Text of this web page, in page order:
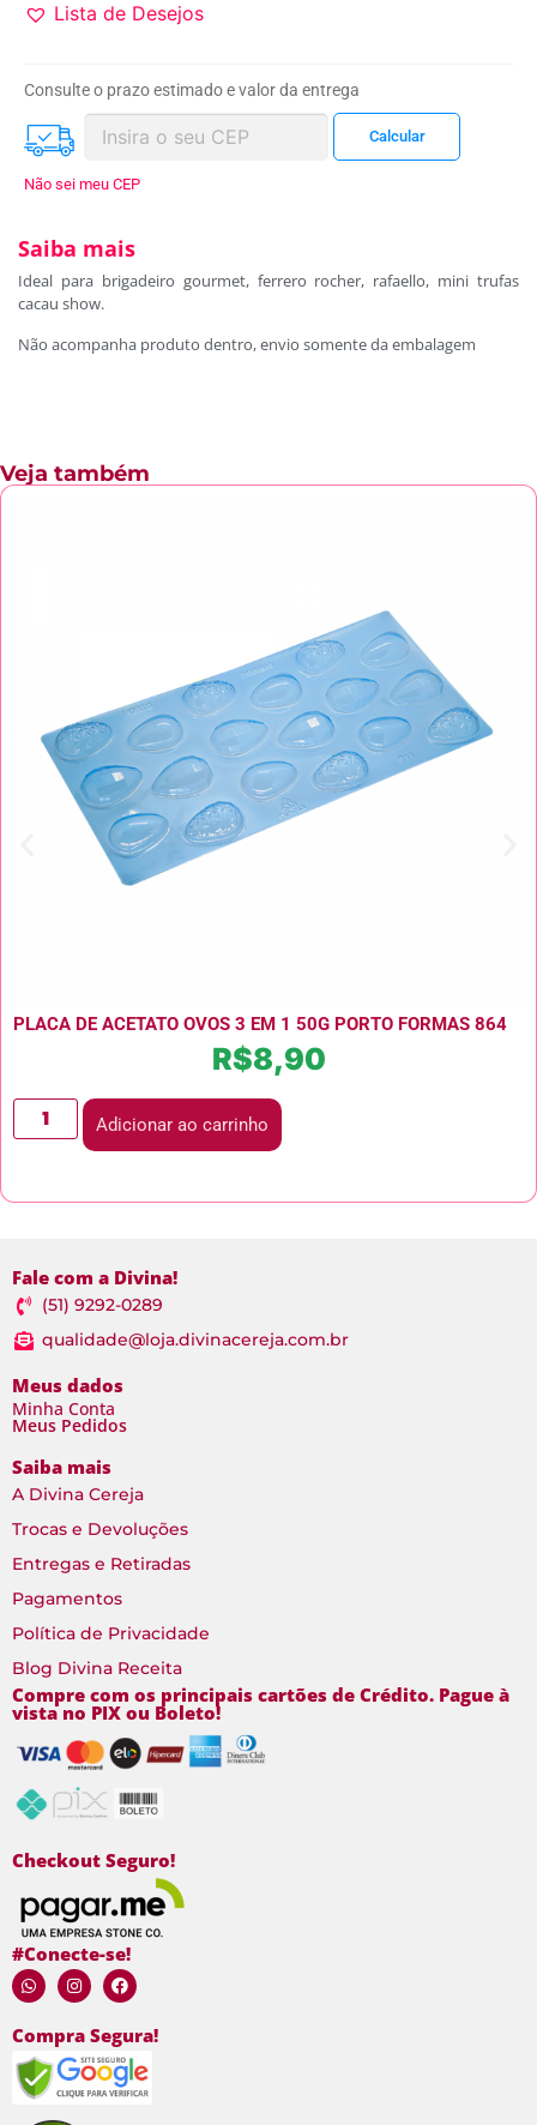
Lista de Desejos
Consulte o prazo estimado e valor da entrega
Não sei meu CEP
Saiba mais
Ideal para brigadeiro gourmet, ferrero rocher, rafaello, mini trufas
cacau show.
Não acompanha produto dentro, envio somente da embalagem
Veja também
PLACA DE ACETATO OVOS 3 EM 1 50G PORTO FORMAS 864
R$8,90
Adicionar ao carrinho
Fale com a Divina!
(51) 9292-0289
qualidade@loja.divinacereja.com.br
Meus dados
Minha Conta
Meus Pedidos
Saiba mais
A Divina Cereja
Trocas e Devoluções
Entregas e Retiradas
Pagamentos
Política de Privacidade
Blog Divina Receita
Compre com os principais cartões de Crédito. Pague à
vista no PIX ou Boleto!
Checkout Seguro!
#Conecte-se!
Compra Segura!